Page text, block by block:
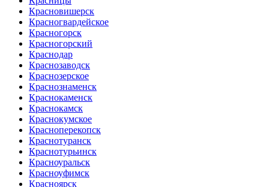
Красновишерск
Красногвардейское
Красногорск
Красногорский
Краснодар
Краснозаводск
Краснозерское
Краснознаменск
Краснокаменск
Краснокамск
Краснокумское
Красноперекопск
Краснотуранск
Краснотурьинск
Красноуральск
Красноуфимск
Красноярск